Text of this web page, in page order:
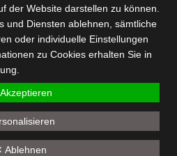
der Website darstellen zu können.
und Diensten ablehnen, sämtliche
oder individuelle Einstellungen
zu Cookies erhalten Sie in
Ablehnen